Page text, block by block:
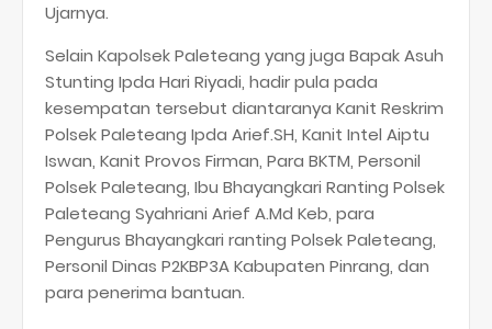
Ujarnya.
Selain Kapolsek Paleteang yang juga Bapak Asuh
Stunting Ipda Hari Riyadi, hadir pula pada
kesempatan tersebut diantaranya Kanit Reskrim
Polsek Paleteang Ipda Arief.SH, Kanit Intel Aiptu
Iswan, Kanit Provos Firman, Para BKTM, Personil
Polsek Paleteang, Ibu Bhayangkari Ranting Polsek
Paleteang Syahriani Arief A.Md Keb, para
Pengurus Bhayangkari ranting Polsek Paleteang,
Personil Dinas P2KBP3A Kabupaten Pinrang, dan
para penerima bantuan.